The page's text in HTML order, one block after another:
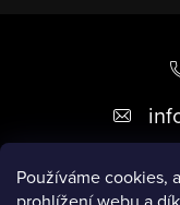
Používáme cookies,
a